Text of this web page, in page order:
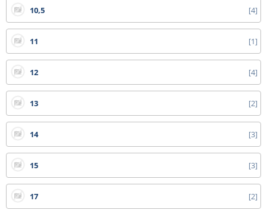
Všechny ceny zde uvedené jsou bez DPH.
10,5 4
11 1
12 4
13 2
14 3
15 3
17 2